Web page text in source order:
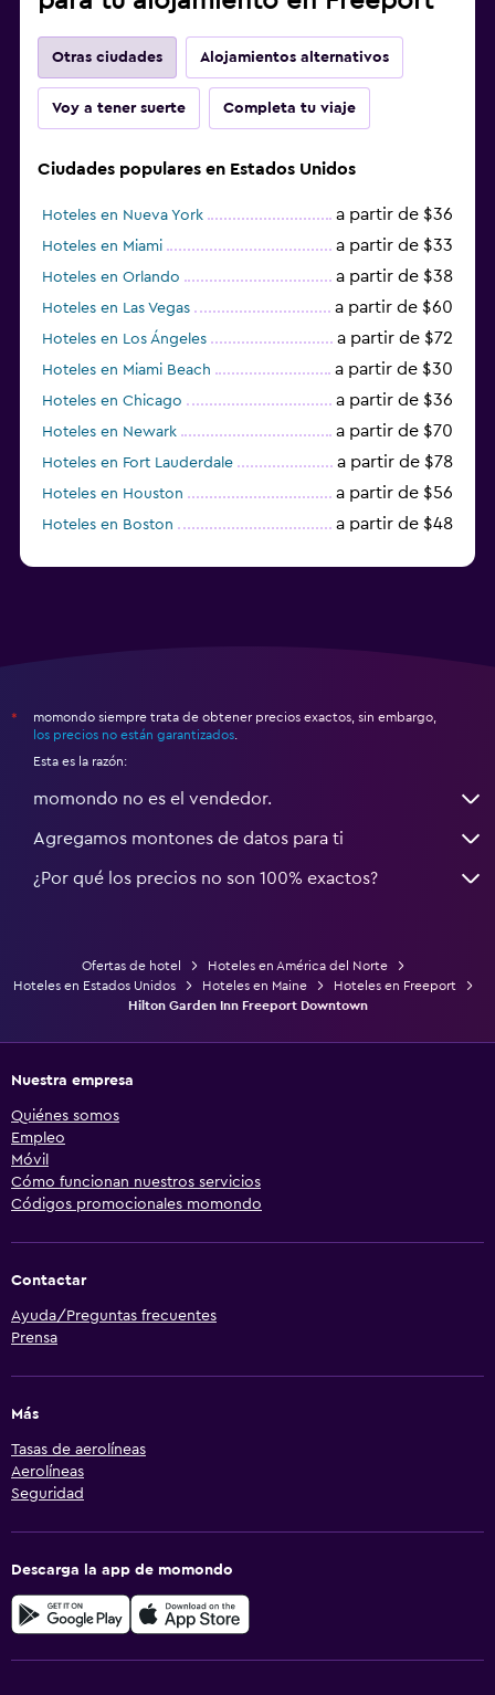
Otras ciudades Alojamientos alternativos
Voy a tener suerte Completa tu viaje
Ciudades populares en Estados Unidos
Hoteles en Nueva York a partir de $36
Hoteles en Miami a partir de $33
Hoteles en Orlando a partir de $38
Hoteles en Las Vegas a partir de $60
Hoteles en Los Ángeles a partir de $72
Hoteles en Miami Beach a partir de $30
Hoteles en Chicago a partir de $36
Hoteles en Newark a partir de $70
Hoteles en Fort Lauderdale a partir de $78
Hoteles en Houston a partir de $56
Hoteles en Boston a partir de $48
*
momondo siempre trata de obtener precios exactos, sin embargo,
los precios no están garantizados
Esta es la razón:
momondo no es el vendedor.
Agregamos montones de datos para ti
¿Por qué los precios no son 100% exactos?
Ofertas de hotel
Hoteles en América del Norte
Hoteles en Estados Unidos
Hoteles en Maine
Hoteles en Freeport
Hilton Garden Inn Freeport Downtown
Nuestra empresa
Quiénes somos
Empleo
Móvil
Cómo funcionan nuestros servicios
Códigos promocionales momondo
Contactar
Ayuda/Preguntas frecuentes
Prensa
Más
Tasas de aerolíneas
Aerolíneas
Seguridad
Descarga la app de momondo